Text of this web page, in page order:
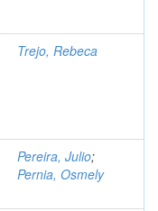
Trejo, Rebeca
Pereira, Julio;
Pernia, Osmely